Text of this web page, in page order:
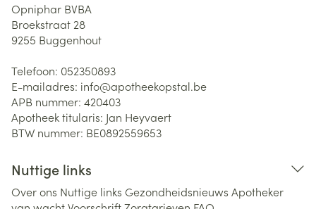
Opniphar BVBA
Broekstraat 28
9255 Buggenhout
Telefoon: 052350893
E-mailadres: info@apotheekopstal.be
APB nummer: 420403
Apotheek titularis: Jan Heyvaert
BTW nummer: BE0892559653
Nuttige links
Over ons Nuttige links Gezondheidsnieuws Apotheker